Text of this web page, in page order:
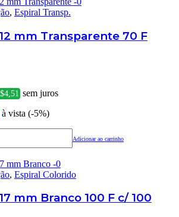
, Espiral Transp.
mm Transparente 70 F
4,51 sem juros
à vista (-5%)
Adicionar ao carrinho
, Espiral Colorido
mm Branco 100 F c/ 100